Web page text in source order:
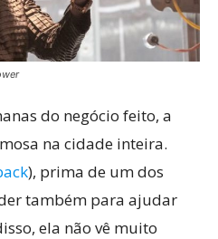
do negócio feito, a
na cidade inteira.
), prima de um dos
também para ajudar
ela não vê muito